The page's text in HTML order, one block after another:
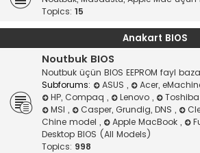
Topics: 15
Anakart BIOS
Noutbuk BIOS
Noutbuk üçün BIOS EEPROM fayl
Subforums:
ASUS , Acer,
HP, Compaq , Lenovo , Toshiba
MSI , Casper, Grundig, DNS ,
Chine model , Apple MacBook ,
Desktop BIOS (All Models)
Topics: 998